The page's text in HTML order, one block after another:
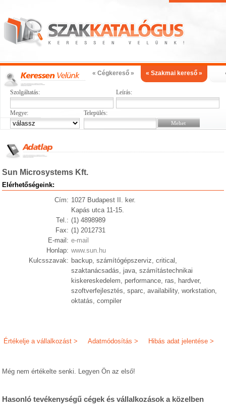
« Cégkereső » « Szakmai kereső »
Szolgáltatás: Leírás:
Megye: Település:
Sun Microsystems Kft.
Elérhetőségeink:
Cím: 1027 Budapest II. ker.
Kapás utca 11-15.
Tel.: (1) 4898989
Fax: (1) 2012731
E-mail: e-mail
Honlap: www.sun.hu
Kulcsszavak: backup, számítógépszerviz, critical,
szaktanácsadás, java, számítástechnikai
kiskereskedelem, performance, ras, hardver,
szoftverfejlesztés, sparc, availability, workstation,
oktatás, compiler
Hibás adat jelentése >
Adatmódosítás >
Értékelje a vállalkozást >
Még nem értékelte senki. Legyen Ön az első!
Hasonló tevékenységű cégek és vállalkozások a közelben